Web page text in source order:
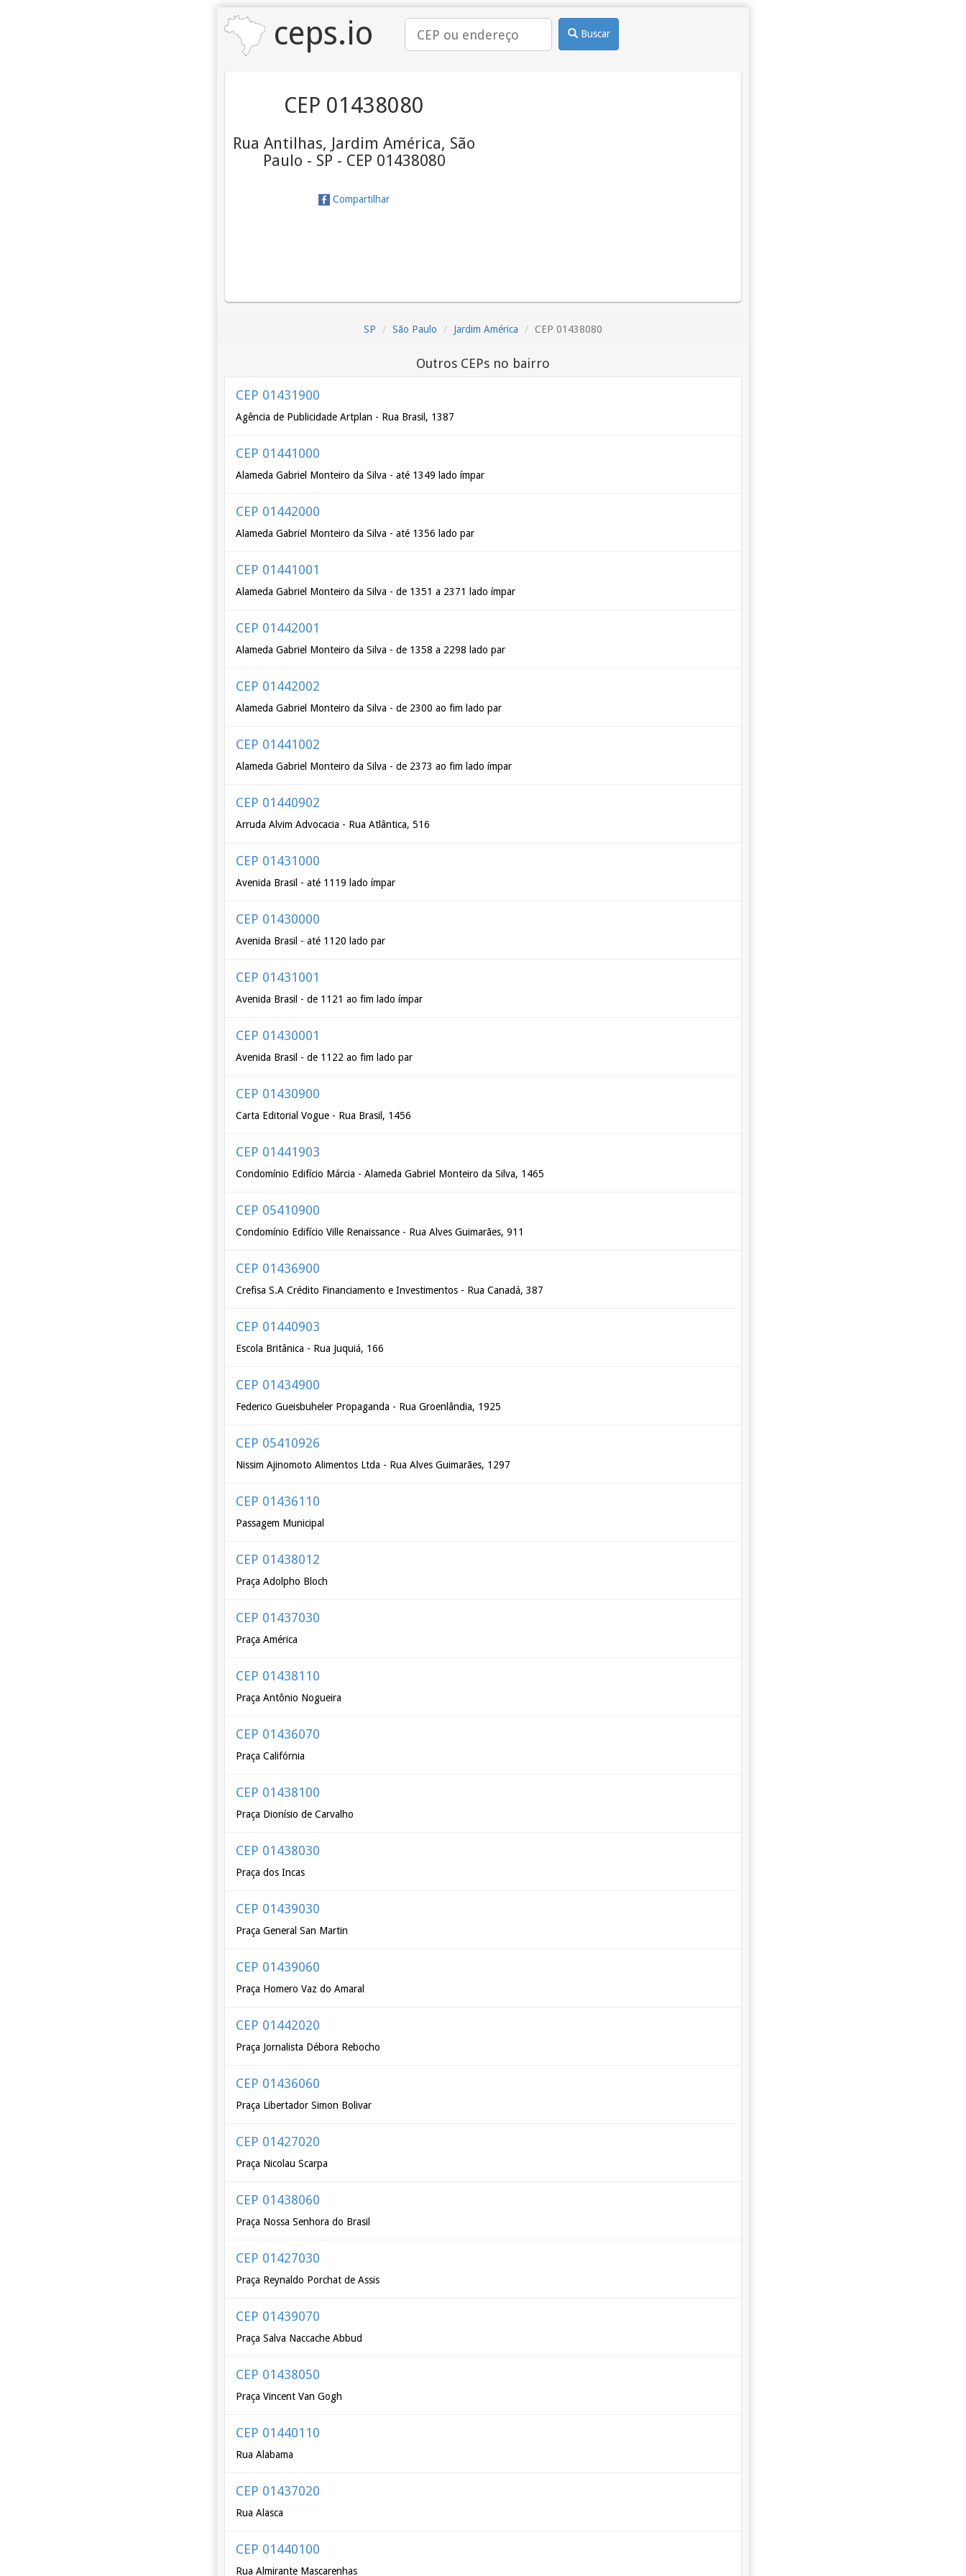
ceps.io Buscar
CEP 01438080
Rua Antilhas, Jardim América, São
Paulo - SP - CEP 01438080
Compartilhar
SP São Paulo Jardim América CEP 01438080
Outros CEPs no bairro
CEP 01431900
Agência de Publicidade Artplan - Rua Brasil, 1387
CEP 01441000
Alameda Gabriel Monteiro da Silva - até 1349 lado ímpar
CEP 01442000
Alameda Gabriel Monteiro da Silva - até 1356 lado par
CEP 01441001
Alameda Gabriel Monteiro da Silva - de 1351 a 2371 lado ímpar
CEP 01442001
Alameda Gabriel Monteiro da Silva - de 1358 a 2298 lado par
CEP 01442002
Alameda Gabriel Monteiro da Silva - de 2300 ao fim lado par
CEP 01441002
Alameda Gabriel Monteiro da Silva - de 2373 ao fim lado ímpar
CEP 01440902
Arruda Alvim Advocacia - Rua Atlântica, 516
CEP 01431000
Avenida Brasil - até 1119 lado ímpar
CEP 01430000
Avenida Brasil - até 1120 lado par
CEP 01431001
Avenida Brasil - de 1121 ao fim lado ímpar
CEP 01430001
Avenida Brasil - de 1122 ao fim lado par
CEP 01430900
Carta Editorial Vogue - Rua Brasil, 1456
CEP 01441903
Condomínio Edifício Márcia - Alameda Gabriel Monteiro da Silva, 1465
CEP 05410900
Condomínio Edifício Ville Renaissance - Rua Alves Guimarães, 911
CEP 01436900
Crefisa S.A Crédito Financiamento e Investimentos - Rua Canadá, 387
CEP 01440903
Escola Britânica - Rua Juquiá, 166
CEP 01434900
Federico Gueisbuheler Propaganda - Rua Groenlândia, 1925
CEP 05410926
Nissim Ajinomoto Alimentos Ltda - Rua Alves Guimarães, 1297
CEP 01436110
Passagem Municipal
CEP 01438012
Praça Adolpho Bloch
CEP 01437030
Praça América
CEP 01438110
Praça Antônio Nogueira
CEP 01436070
Praça Califórnia
CEP 01438100
Praça Dionísio de Carvalho
CEP 01438030
Praça dos Incas
CEP 01439030
Praça General San Martin
CEP 01439060
Praça Homero Vaz do Amaral
CEP 01442020
Praça Jornalista Débora Rebocho
CEP 01436060
Praça Libertador Simon Bolivar
CEP 01427020
Praça Nicolau Scarpa
CEP 01438060
Praça Nossa Senhora do Brasil
CEP 01427030
Praça Reynaldo Porchat de Assis
CEP 01439070
Praça Salva Naccache Abbud
CEP 01438050
Praça Vincent Van Gogh
CEP 01440110
Rua Alabama
CEP 01437020
Rua Alasca
CEP 01440100
Rua Almirante Mascarenhas